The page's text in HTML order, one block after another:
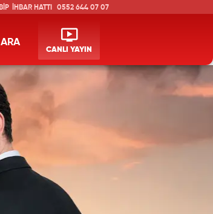
ARA
CANLI YAYIN
İHBAR HATTI 0552 644 07 07